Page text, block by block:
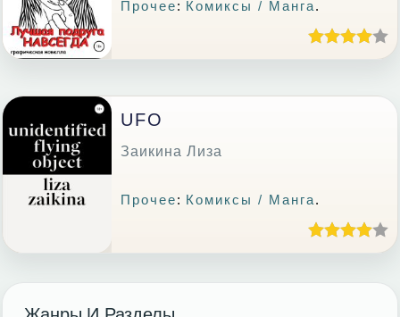
Прочее: Комиксы / Манга.
UFO
Заикина Лиза
Прочее: Комиксы / Манга.